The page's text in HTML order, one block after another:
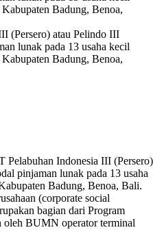
(Persero) atau Pelindo III
lunak pada 13 usaha kecil
Badung, Benoa,
Pelabuhan Indonesia III (Persero)
pinjaman lunak pada 13 usaha
Badung, Benoa, Bali.
(corporate social
bagian dari Program
oleh BUMN operator terminal